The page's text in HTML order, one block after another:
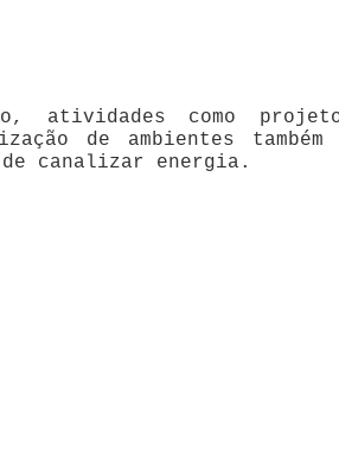
atividades como
de ambientes também
canalizar energia.